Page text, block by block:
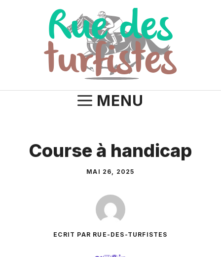
MENU
Course à handicap
MAI 26, 2025
ECRIT PAR RUE-DES-TURFISTES